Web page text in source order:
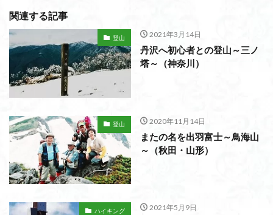
関連する記事
登山 2021年3月14日
丹沢へ初心者との登山～三ノ
塔～（神奈川）
登山 2020年11月14日
またの名を出羽富士～鳥海山
～（秋田・山形）
ハイキング 2021年5月9日